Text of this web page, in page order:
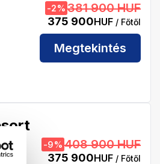
-2% 381 900 HUF
375 900HUF / Főtől
Megtekintés
-9% 408 900 HUF
375 900HUF / Főtől